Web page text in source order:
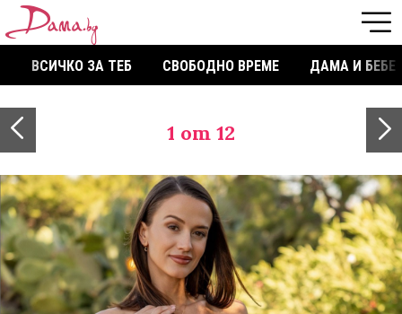
ВСИЧКО ЗА ТЕБ СВОБОДНО ВРЕМЕ ДАМА И БЕБЕ
1 от 12